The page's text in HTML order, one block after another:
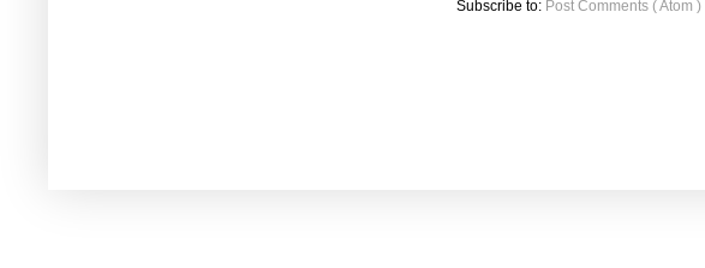
Subscribe to: Post Comments ( Atom )